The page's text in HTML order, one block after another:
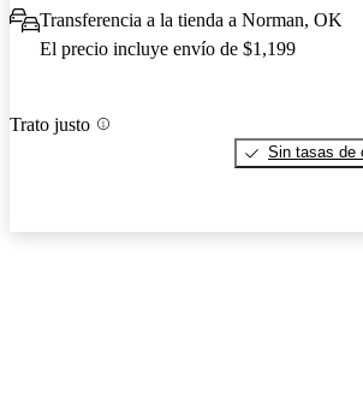
Transferencia a la tienda a Norman, OK
El precio incluye envío de $1,199
Trato justo
Sin tasas de